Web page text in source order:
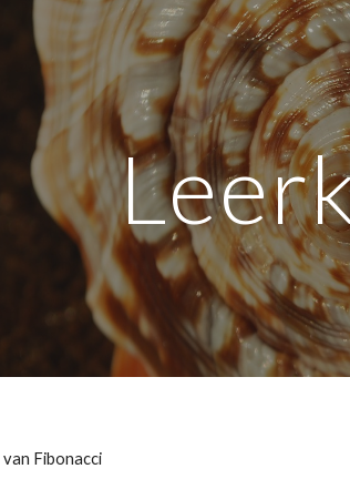
main content
Fibonacci